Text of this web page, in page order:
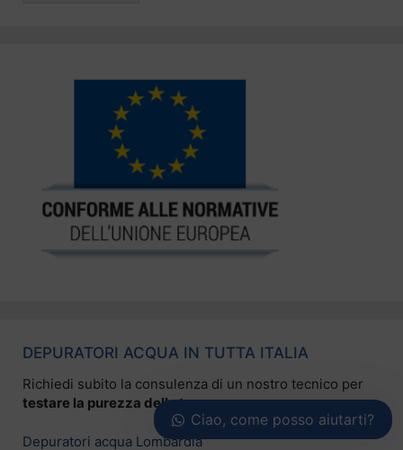
DEPURATORI ACQUA IN TUTTA ITALIA
Richiedi subito la consulenza di un nostro tecnico per
testare la purezza della tua acqua.
Depuratori acqua Lombardia
Ciao, come posso aiutarti?